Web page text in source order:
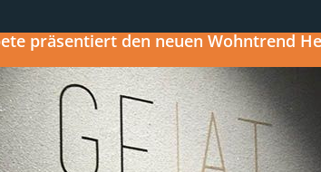
präsentiert den neuen Wohntrend